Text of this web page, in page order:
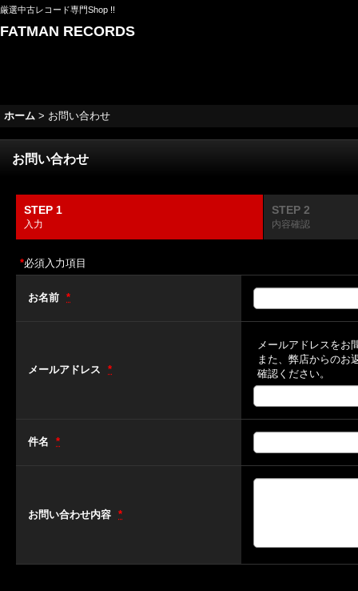
厳選中古レコード専門Shop !!
FATMAN RECORDS
ホーム > お問い合わせ
お問い合わせ
STEP 1
入力
STEP 2
内容確認
*必須入力項目
お名前 *
メールアドレス *
メールアドレスをお
また、弊店からのお
確認ください。
件名 *
お問い合わせ内容 *